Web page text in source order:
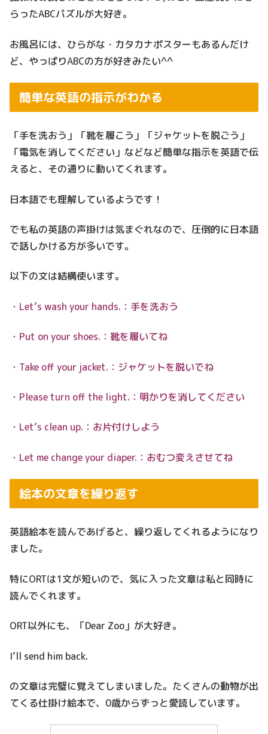
らったABCパズルが大好き。
お風呂には、ひらがな・カタカナポスターもあるんだけ
ど、やっぱりABCの方が好きみたい^^
簡単な英語の指示がわかる
「手を洗おう」「靴を履こう」「ジャケットを脱ごう」
「電気を消してください」などなど簡単な指示を英語で伝
えると、その通りに動いてくれます。
日本語でも理解しているようです！
でも私の英語の声掛けは気まぐれなので、圧倒的に日本語
で話しかける方が多いです。
以下の文は結構使います。
・Let’s wash your hands.：手を洗おう
・Put on your shoes.：靴を履いてね
・Take off your jacket.：ジャケットを脱いでね
・Please turn off the light.：明かりを消してください
・Let’s clean up.：お片付けしよう
・Let me change your diaper.：おむつ変えさせてね
絵本の文章を繰り返す
英語絵本を読んであげると、繰り返してくれるようになり
ました。
特にORTは1文が短いので、気に入った文章は私と同時に
読んでくれます。
ORT以外にも、「Dear Zoo」が大好き。
I’ll send him back.
の文章は完璧に覚えてしまいました。たくさんの動物が出
てくる仕掛け絵本で、0歳からずっと愛読しています。